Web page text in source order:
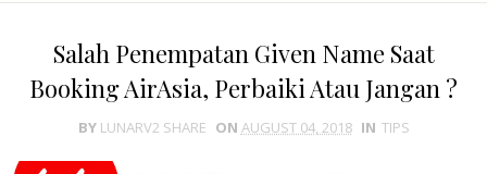
Salah Penempatan Given Name Saat
Booking AirAsia, Perbaiki Atau Jangan ?
BY LUNARV2 SHARE ON AUGUST 04, 2018 IN TIPS